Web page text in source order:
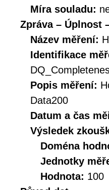
Míra souladu:
Zpráva – Úplnost
Název měření:
Identifikace
Popis měření:
Data200
Datum a čas
Výsledek
Doména
Jednotky
Hodnota: 100